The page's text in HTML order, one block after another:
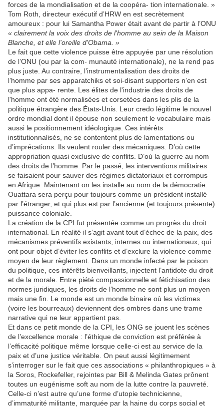
forces de la mondialisation et de la coopéra- tion internationale. »
Tom Roth, directeur exécutif d’HRW en est secrètement
amoureux : pour lui Samantha Power était avant de partir à l’ONU
« clairement la voix des droits de l'homme au sein de la Maison
Blanche, et elle l'oreille d'Obama. »
Le fait que cette violence puisse être appuyée par une résolution
de l’ONU (ou par la com- munauté internationale), ne la rend pas
plus juste. Au contraire, l’instrumentalisation des droits de
l’homme par ses apparatchiks et soi-disant supporters n’en est
que plus appa- rente. Les élites de l'industrie des droits de
l'homme ont été normalisées et corsetées dans les plis de la
politique étrangère des États-Unis. Leur credo légitime le nouvel
ordre mondial dont il épouse non seulement le vocabulaire mais
aussi le positionnement idéologique. Ces intérêts
institutionnalisés, ne se contentent plus de lamentations ou
d’imprécations. Ils veulent rouler des mécaniques. D’où cette
appropriation quasi exclusive de conflits. D’où la guerre au nom
des droits de l’homme. Par le passé, les interventions militaires
se faisaient pour sauver des régimes dictatoriaux et corrompus
en Afrique. Maintenant on les installe au nom de la démocratie.
Ouattara sera perçu pour toujours comme un président installé
par l’étranger, et qui plus est par l’ancienne (et toujours présente)
puissance coloniale.
La création de la CPI fut présentée comme un progrès du droit
international. En réalité il s’agit avant tout d’échec de la paix, des
mécanismes préventifs existants, internes ou internationaux, qui
ont pour objet d’éviter les conflits et d’exclure la violence comme
moyen de leur règlement. Dans un monde infecté par le poison
du politique, ces intérêts bienveillants, injectent l’antidote du droit
et de la morale. Entre piété compassionnelle et fétichisation des
normes juridiques, les droits de l’homme ne sont plus un moyen
mais une fin. Le monde est un monde binaire où les victimes
(voire les bourreaux) deviennent des ombres dans une trame
narrative qui ne leur appartient pas.
Et dans ce petit monde de la CPI, les ONG se jouent les scènes
de l’excellence morale : l’éthique de conviction est préférée à
l’efficacité politique même lorsque celle-ci est au service de la
paix et d’une justice véritable. On peut aussi légitimement
s’interroger sur le fait que ces associations « philanthropiques » à
la Soros, Rockefeller, rejointes par Bill & Melinda Gates prônent
toutes un eugénisme soft au nom de la lutte contre la pauvreté.
Celle-ci n’est autre qu’une forme d’utopie technicienne,
d’immaturité militante, marquée par la haine du corps social et